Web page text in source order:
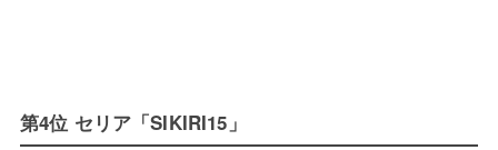
第4位 セリア「SIKIRI15」